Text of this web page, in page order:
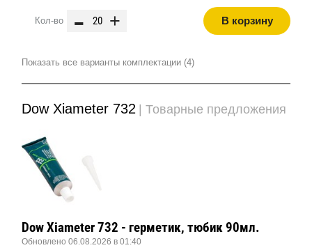
Кол-во - + В корзину
Показать все варианты комплектации (4)
Dow Xiameter 732 | Товарные предложения
Dow Xiameter 732 - герметик, тюбик 90мл.
Обновлено 06.08.2026 в 01:40